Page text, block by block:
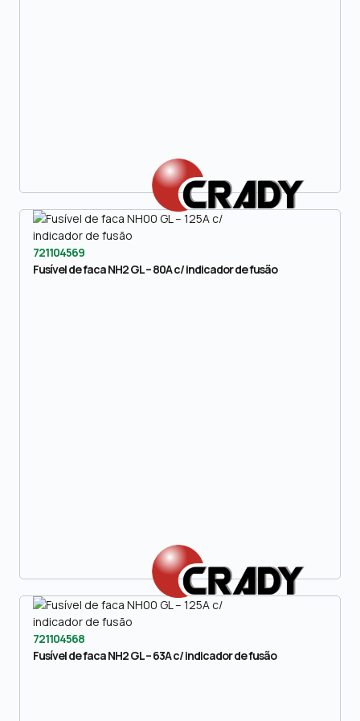
721104569
Fusível de faca NH2 GL – 80A c/ indicador de fusão
721104568
Fusível de faca NH2 GL – 63A c/ indicador de fusão